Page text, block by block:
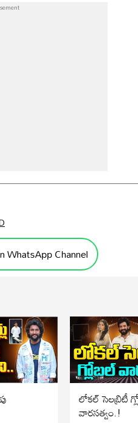
WhatsApp Channel
లోకల్ సెలబ్రిటీ
వారసత్వం.!